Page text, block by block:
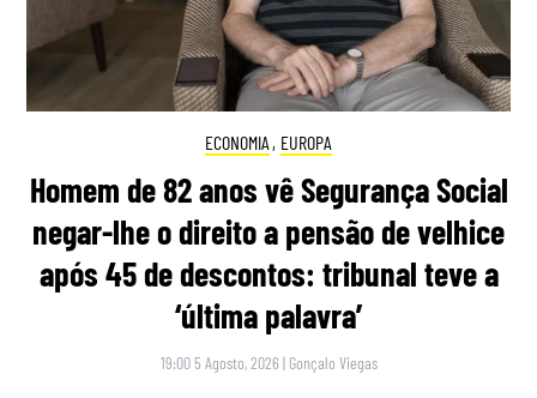
ECONOMIA , EUROPA
Homem de 82 anos vê Segurança Social
negar-lhe o direito a pensão de velhice
após 45 de descontos: tribunal teve a
‘última palavra’
19:00 5 Agosto, 2026 | Gonçalo Viegas